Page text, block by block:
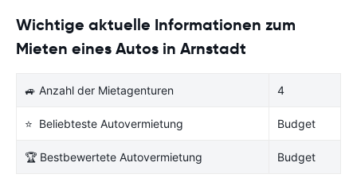
Wichtige aktuelle Informationen zum
Mieten eines Autos in Arnstadt
🚙 Anzahl der Mietagenturen 4
⭐ Beliebteste Autovermietung Budget
🏆 Bestbewertete Autovermietung Budget